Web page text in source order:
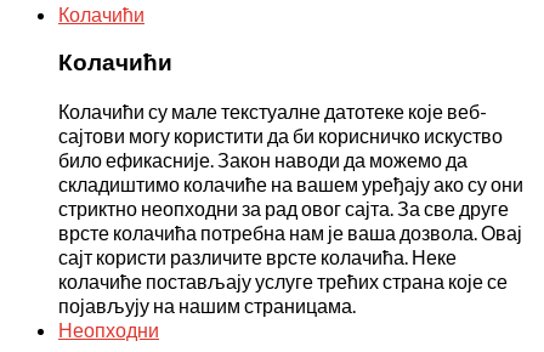
Колачићи
Колачићи
Колачићи су мале текстуалне датотеке које веб-
сајтови могу користити да би корисничко искуство
било ефикасније. Закон наводи да можемо да
складиштимо колачиће на вашем уређају ако су они
стриктно неопходни за рад овог сајта. За све друге
врсте колачића потребна нам је ваша дозвола. Овај
сајт користи различите врсте колачића. Неке
колачиће постављају услуге трећих страна које се
појављују на нашим страницама.
Неопходни